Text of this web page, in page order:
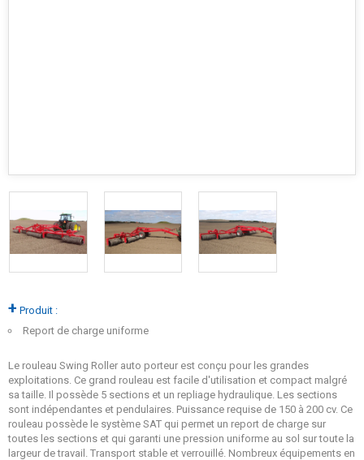
+ Produit :
Report de charge uniforme
Le rouleau Swing Roller auto porteur est conçu pour les grandes
exploitations. Ce grand rouleau est facile d'utilisation et compact malgré
sa taille. Il possède 5 sections et un repliage hydraulique. Les sections
sont indépendantes et pendulaires. Puissance requise de 150 à 200 cv. Ce
rouleau possède le système SAT qui permet un report de charge sur
toutes les sections et qui garanti une pression uniforme au sol sur toute la
largeur de travail. Transport stable et verrouillé. Nombreux équipements en